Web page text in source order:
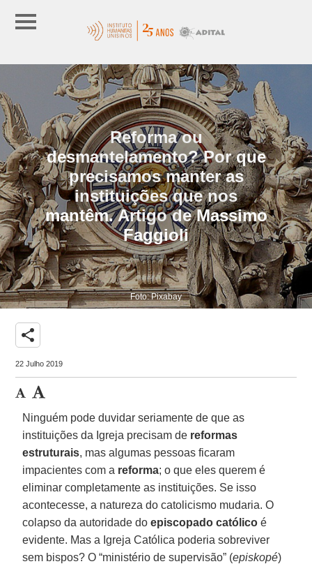
Reforma ou
desmantelamento? Por que
precisamos manter as
instituições que nos
mantêm. Artigo de Massimo
Faggioli
Foto: Pixabay
share
22 Julho 2019
Ninguém pode duvidar seriamente de que as
instituições da Igreja precisam de reformas
estruturais, mas algumas pessoas ficaram
impacientes com a reforma; o que eles querem é
eliminar completamente as instituições. Se isso
acontecesse, a natureza do catolicismo mudaria. O
colapso da autoridade doepiscopado católico é
evidente. Mas a Igreja Católica poderia sobreviver
sem bispos? O “ministério de supervisão” (episkopé)